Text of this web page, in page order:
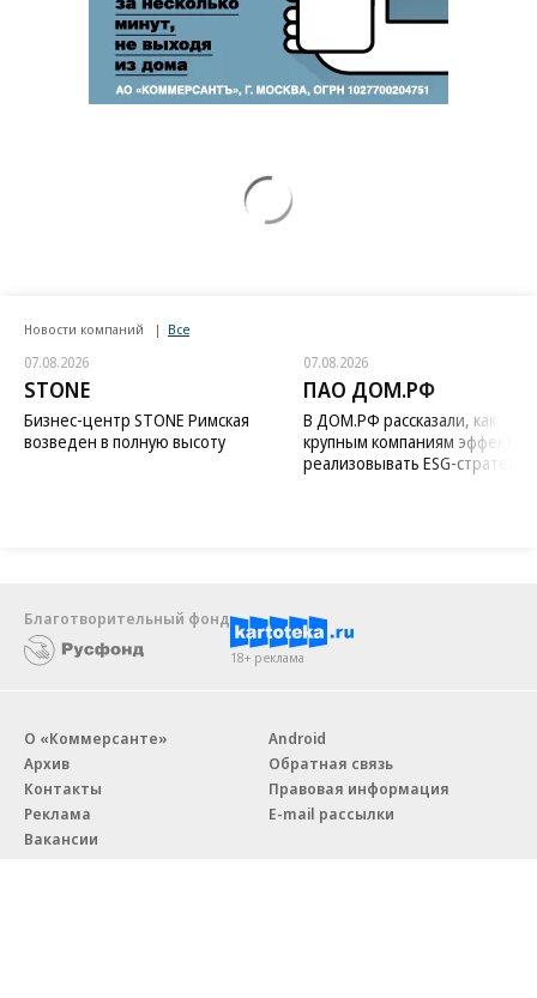
Новости компаний Все
07.08.2026
STONE
Бизнес-центр STONE Римская
возведен в полную высоту
07.08.2026
ПАО ДОМ.РФ
В ДОМ.РФ рассказали, как
крупным компаниям
реализовывать ESG-стратегию
Благотворительный фонд
18+ реклама
О «Коммерсанте»
Архив
Контакты
Реклама
Вакансии
Android
Обратная связь
Правовая информация
E-mail рассылки